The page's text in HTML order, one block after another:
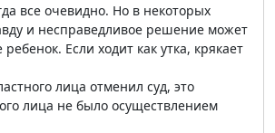
все очевидно. Но в некоторых
и несправедливое решение может
Если ходит как утка, крякает
лица отменил суд, это
лица не было осуществлением